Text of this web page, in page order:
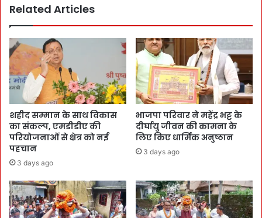
Related Articles
शहीद सम्मान के साथ विकास
का संकल्प, एमडीडीए की
परियोजनाओं से क्षेत्र को नई
पहचान
3 days ago
भाजपा परिवार ने महेंद्र भट्ट के
दीर्घायु जीवन की कामना के
लिए किए धार्मिक अनुष्ठान
3 days ago